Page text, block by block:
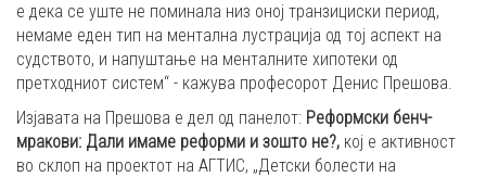
е дека се уште не поминала низ оној транзициски период,
немаме еден тип на ментална лустрација од тој аспект на
судството, и напуштање на менталните хипотеки од
претходниот систем“ - кажува професорот Денис Прешова.
Изјавата на Прешова е дел од панелот: Реформски бенч-
мракови: Дали имаме реформи и зошто не?, кој е активност
во склоп на проектот на АГТИС, „Детски болести на